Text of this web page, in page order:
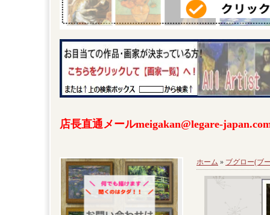
店長直通メールmeigakan@legare-
ホーム » ブグロー(ブ